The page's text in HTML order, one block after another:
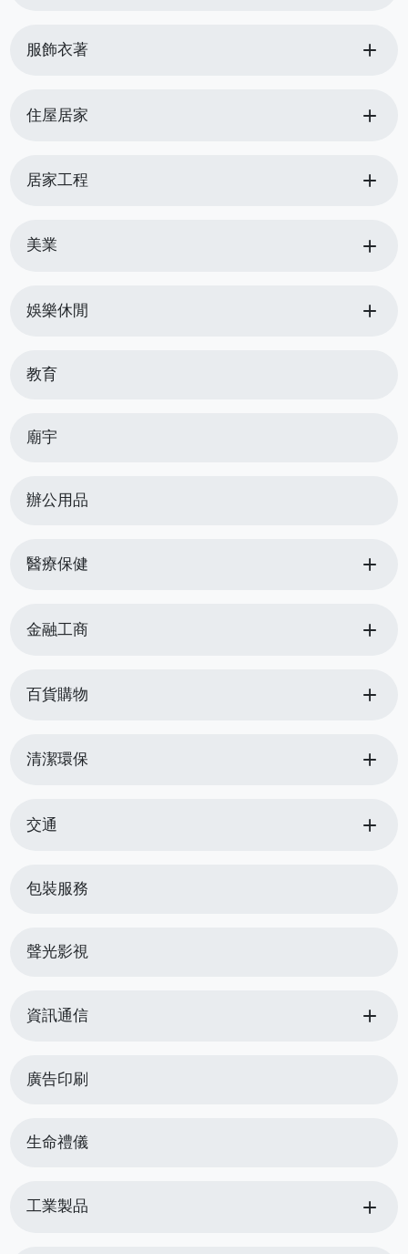
服飾衣著 add
住屋居家 add
居家工程 add
美業 add
娛樂休閒 add
教育
廟宇
辦公用品
醫療保健 add
金融工商 add
百貨購物 add
清潔環保 add
交通 add
包裝服務
聲光影視
資訊通信 add
廣告印刷
生命禮儀
工業製品 add